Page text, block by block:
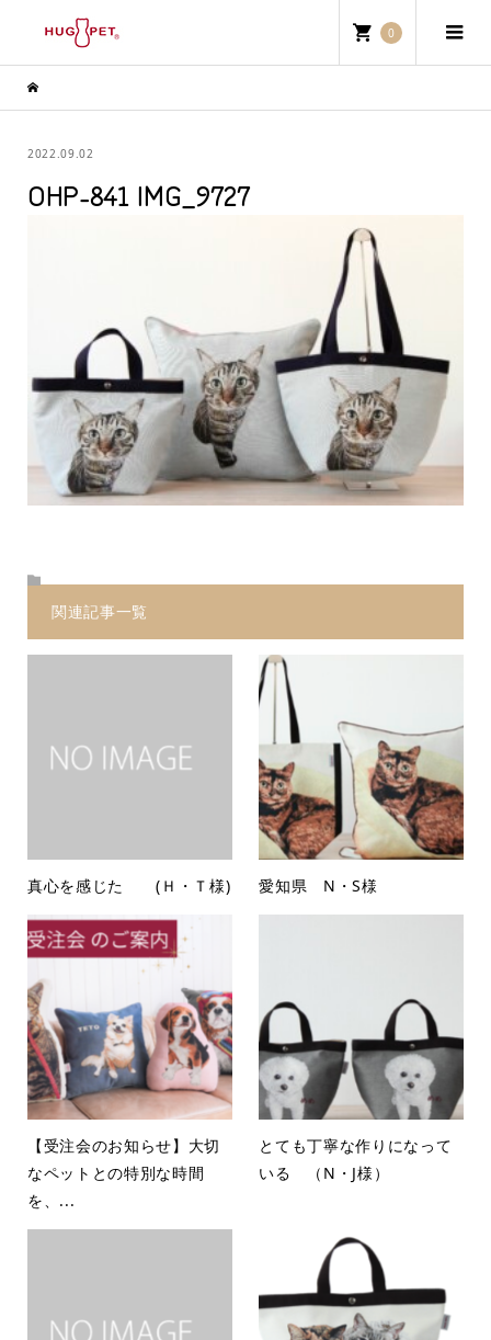
0
2022.09.02
OHP-841 IMG_9727
関連記事一覧
真心を感じた (Ｈ・Ｔ様) 愛知県 N・S様
【受注会のお知らせ】大切
なペットとの特別な時間
を、...
とても丁寧な作りになって
いる （N・J様）